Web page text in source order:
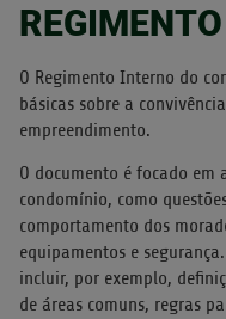
O Regimento Interno do
básicas sobre a
empreendimento.
O documento é focado em
condomínio, como
comportamento dos
equipamentos e
incluir, por exemplo,
de áreas comuns, regras